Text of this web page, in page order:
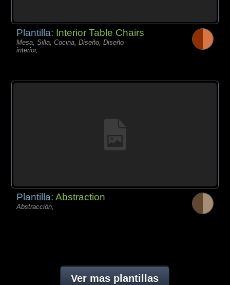
Plantilla: Interior Table Chairs
Mesa, Silla, Cocina, Diseño, Diseño
interior,
Plantilla:Abstraction
Abstracción,
Ver mas plantillas